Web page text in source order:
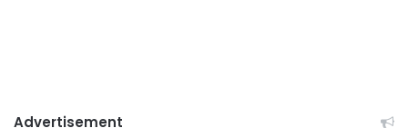
Advertisement